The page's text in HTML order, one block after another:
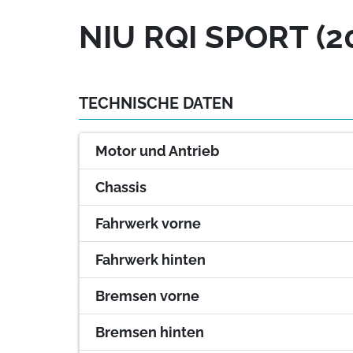
NIU RQI SPORT
TECHNISCHE DATEN
Motor und Antrieb
Chassis
Fahrwerk vorne
Fahrwerk hinten
Bremsen vorne
Bremsen hinten